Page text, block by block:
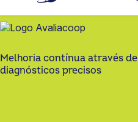
Melhoria contínua através de
diagnósticos precisos